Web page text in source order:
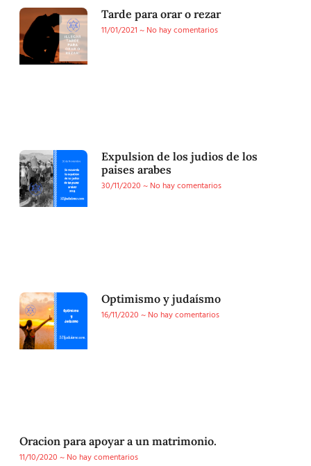
Tarde para orar o rezar
11/01/2021
No hay comentarios
Expulsion de los judios de los
paises arabes
30/11/2020
No hay comentarios
Optimismo y judaísmo
16/11/2020
No hay comentarios
Oracion para apoyar a un matrimonio.
11/10/2020
No hay comentarios